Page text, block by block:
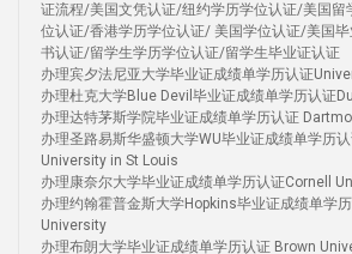
证流程/美国文凭认证/纽约学历学位认证/美国留
位认证/香港学历学位认证/ 美国学位认证/美国
书认证/留学生学历学位认证/留学生毕业证认证
办理宾夕法尼亚大学毕业证成绩单学历认证
办理杜克大学Blue Devil毕业证成绩单学历认证
办理达特茅斯学院毕业证成绩单学历认证
办理圣路易斯华盛顿大学WU毕业证成绩单学历
University in St Louis
办理康奈尔大学毕业证成绩单学历认证Cornell
办理约翰霍普金斯大学Hopkins毕业证成绩单学
University
办理布朗大学毕业证成绩单学历认证 Brown